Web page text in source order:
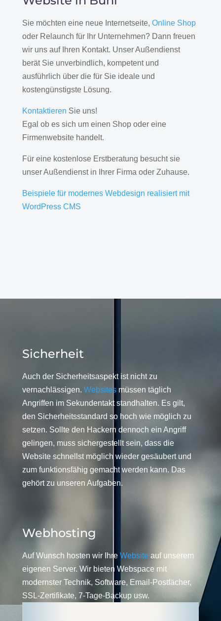
Sie möchten eine neue Internetseite, Online Shop
oder Relaunch für Ihr Unternehmen? Dann freuen
wir uns auf Ihren Kontakt. Unser Außendienst
berät Sie unverbindlich, kompetent und
ausführlich über die für Sie ideale und
kostengünstigste Lösung.
Kontaktieren Sie uns!
Egal ob es sich um einen Shop oder eine
Firmenwebsite handelt.
Für eine kostenlose Erstberatung besucht sie
unser Außendienst in Ihrer Firma oder Zuhause.
Beispiele für modernes Webdesign realisiert mit
WordPress CMS
Sicherheit
Auch der Sicherheitsaspekt ist nicht zu
vernachlässigen. Websitesmüssen täglich
Angriffen im Sekundentakt standhalten. Es gilt,
den Sicherheitsstandard so hoch wie möglich zu
setzen. Sollte den Hackern dennoch ein Angriff
gelingen, muss sichergestellt sein, dass die
Website schnellst möglich wieder gesäubert und
zum funktionsfähig gemacht werden kann. Das
gehört zu unseren Aufgaben.
Webhosting
Auf Wunsch hosten wir Ihre Website auf unserem
eigenen Server. Wir bieten Webspace mit
modernster Technik, Software, Email-Postfächer,
SSL-Zertifikate, 7-Tage-Backup usw.